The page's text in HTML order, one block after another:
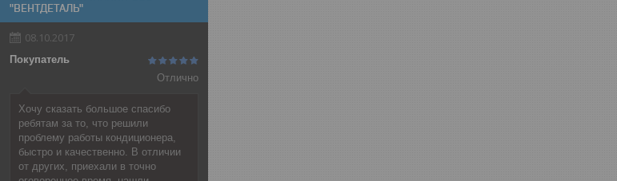
"ВЕНТДЕТАЛЬ"
08.10.2017
Покупатель
Отлично
Хочу сказать большое спасибо
ребятам за то, что решили
проблему работы кондиционера,
быстро и качественно. В отличии
от других, приехали в точно